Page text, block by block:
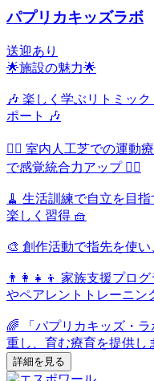
パプリカキッズラボ
送迎あり
🌟施設の魅力🌟
🎶 楽しく学ぶリトミッ
ポート 🎶
🏃‍♂️ 室内人工芝での運動
で感覚統合力アップ 🏃‍♀️
🧹 生活訓練で自立を目
楽しく習得 🧺
🎨 創作活動で指先を使
👨‍👩‍👧‍👦 家族支援プロ
やペアレントトレーニン
🌈 「パプリカキッズ・
重し、育む療育を提供し
詳細を見る